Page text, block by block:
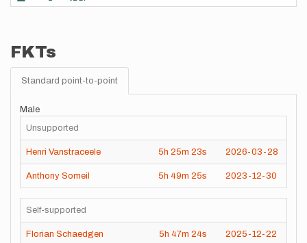
FKTs
Standard point-to-point
Male
Unsupported
Henri Vanstraceele 5h 25m 23s 2026-03-28
Anthony Someil 5h 49m 25s 2023-12-30
Self-supported
Florian Schaedgen 5h 47m 24s 2025-12-22